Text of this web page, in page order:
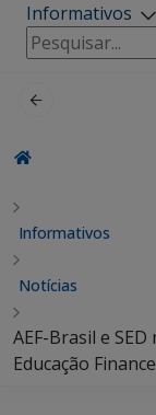
Informativos
Pesquisar
por:
Informativos
Notícias
AEF-Brasil e
Educação